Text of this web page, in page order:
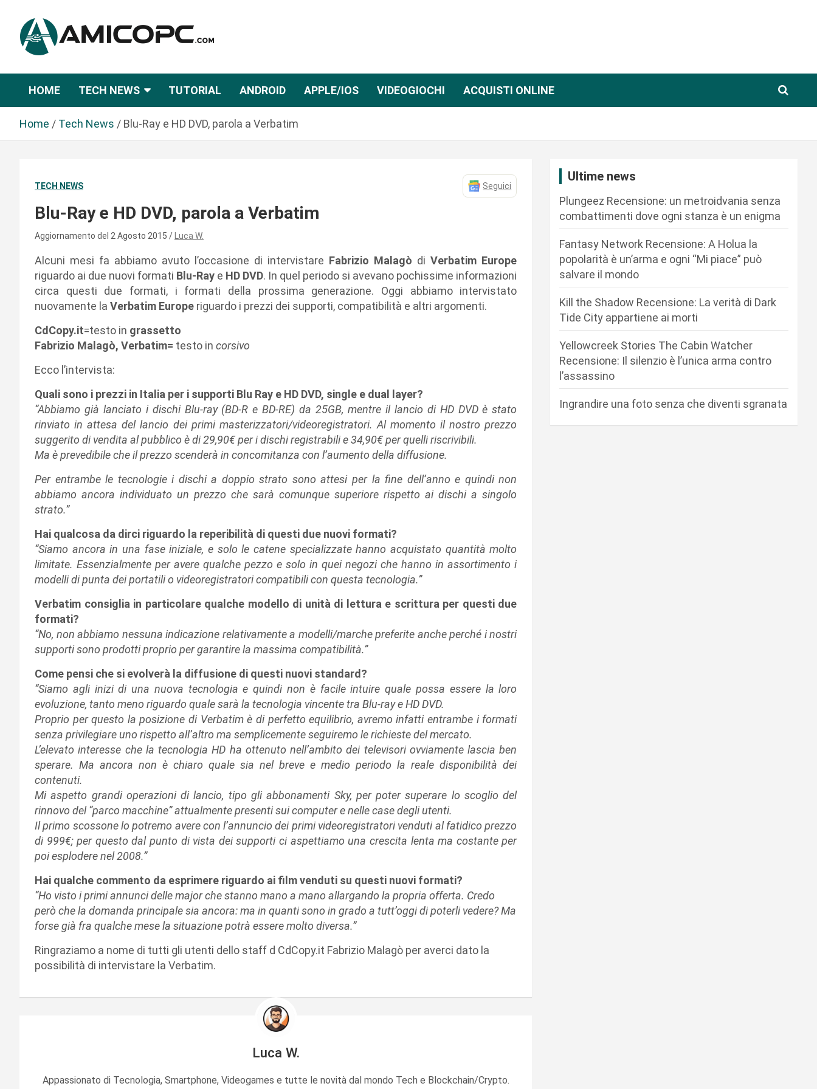
n
Amicopc.com
HOME TECH NEWS TUTORIAL ANDROID APPLE/IOS VIDEOGIOCHI ACQUISTI ONLINE
Home Tech News Blu-Ray e HD DVD, parola a Verbatim
TECH NEWS Seguici
Blu-Ray e HD DVD, parola a Verbatim
Aggiornamento del 2 Agosto 2015 Luca W.
Alcuni mesi fa abbiamo avuto l’occasione di intervistare Fabrizio Malagò diVerbatim Europe
riguardo ai due nuovi formati Blu-Ray e HD DVD. In quel periodo si avevano pochissime informazioni
circa questi due formati, i formati della prossima generazione. Oggi abbiamo intervistato
nuovamente la Verbatim Europe riguardo i prezzi dei supporti, compatibilità e altri argomenti.
CdCopy.it=testo in grassetto
Fabrizio Malagò, Verbatim= testo in corsivo
Ecco l’intervista:
Quali sono i prezzi in Italia per i supporti Blu Ray e HD DVD, single e dual layer?
“Abbiamo già lanciato i dischi Blu-ray (BD-R e BD-RE) da 25GB, mentre il lancio di HD DVD è stato
rinviato in attesa del lancio dei primi masterizzatori/videoregistratori. Al momento il nostro prezzo
suggerito di vendita al pubblico è di 29,90€ per i dischi registrabili e 34,90€ per quelli riscrivibili.
Ma è prevedibile che il prezzo scenderà in concomitanza con l’aumento della diffusione.
Per entrambe le tecnologie i dischi a doppio strato sono attesi per la fine dell’anno e quindi non
abbiamo ancora individuato un prezzo che sarà comunque superiore rispetto ai dischi a singolo
strato.”
Hai qualcosa da dirci riguardo la reperibilità di questi due nuovi formati?
“Siamo ancora in una fase iniziale, e solo le catene specializzate hanno acquistato quantità molto
limitate. Essenzialmente per avere qualche pezzo e solo in quei negozi che hanno in assortimento i
modelli di punta dei portatili o videoregistratori compatibili con questa tecnologia.”
Verbatim consiglia in particolare qualche modello di unità di lettura e scrittura per questi due
formati?
“No, non abbiamo nessuna indicazione relativamente a modelli/marche preferite anche perché i nostri
supporti sono prodotti proprio per garantire la massima compatibilità.”
Come pensi che si evolverà la diffusione di questi nuovi standard?
“Siamo agli inizi di una nuova tecnologia e quindi non è facile intuire quale possa essere la loro
evoluzione, tanto meno riguardo quale sarà la tecnologia vincente tra Blu-ray e HD DVD.
Proprio per questo la posizione di Verbatim è di perfetto equilibrio, avremo infatti entrambe i formati
senza privilegiare uno rispetto all’altro ma semplicemente seguiremo le richieste del mercato.
L’elevato interesse che la tecnologia HD ha ottenuto nell’ambito dei televisori ovviamente lascia ben
sperare. Ma ancora non è chiaro quale sia nel breve e medio periodo la reale disponibilità dei
contenuti.
Mi aspetto grandi operazioni di lancio, tipo gli abbonamenti Sky, per poter superare lo scoglio del
rinnovo del “parco macchine” attualmente presenti sui computer e nelle case degli utenti.
Il primo scossone lo potremo avere con l’annuncio dei primi videoregistratori venduti al fatidico prezzo
di 999€; per questo dal punto di vista dei supporti ci aspettiamo una crescita lenta ma costante per
poi esplodere nel 2008.”
Hai qualche commento da esprimere riguardo ai film venduti su questi nuovi formati?
“Ho visto i primi annunci delle major che stanno mano a mano allargando la propria offerta. Credo
però che la domanda principale sia ancora: ma in quanti sono in grado a tutt’oggi di poterli vedere? Ma
forse già fra qualche mese la situazione potrà essere molto diversa.”
Ringraziamo a nome di tutti gli utenti dello staff d CdCopy.it Fabrizio Malagò per averci dato la
possibilità di intervistare la Verbatim.
Luca W.
Appassionato di Tecnologia, Smartphone, Videogames e tutte le novità dal mondo Tech e Blockchain/Crypto.
Ultime news
Plungeez Recensione: un metroidvania senza
combattimenti dove ogni stanza è un enigma
Fantasy Network Recensione: A Holua la
popolarità è un’arma e ogni “Mi piace” può
salvare il mondo
Kill the Shadow Recensione: La verità di Dark
Tide City appartiene ai morti
Yellowcreek Stories The Cabin Watcher
Recensione: Il silenzio è l’unica arma contro
l’assassino
Ingrandire una foto senza che diventi sgranata